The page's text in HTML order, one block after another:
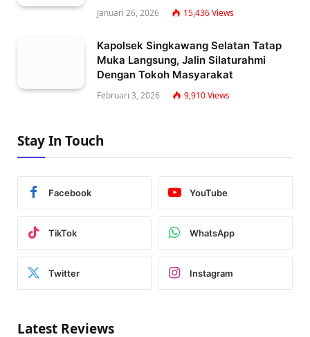
Januari 26, 2026 15,436Views
Kapolsek Singkawang Selatan Tatap
Muka Langsung, Jalin Silaturahmi
Dengan Tokoh Masyarakat
Februari 3, 2026 9,910Views
Stay In Touch
Facebook YouTube
TikTok WhatsApp
Twitter Instagram
Latest Reviews